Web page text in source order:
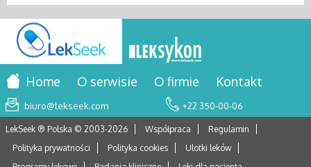
Home O serwisie O firmie Kontakt
biuro@lekseek.com +22 350-00-06
LekSeek ® Polska © 2003-2026 Współpraca
Regulamin
Polityka prywatności
Polityka cookies
Ulotki leków